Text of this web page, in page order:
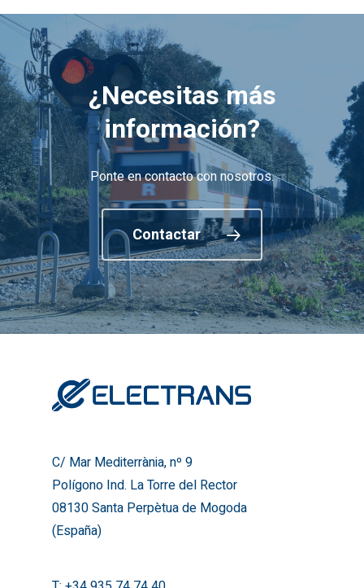
¿Necesitas más
información?
Ponte en contacto con nosotros.
Contactar
C/ Mar Mediterrània, nº 9
Polígono Ind. La Torre del Rector
08130 Santa Perpètua de Mogoda
(España)